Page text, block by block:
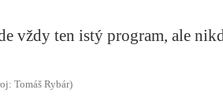
vždy ten istý program, ale
Tomáš Rybár)